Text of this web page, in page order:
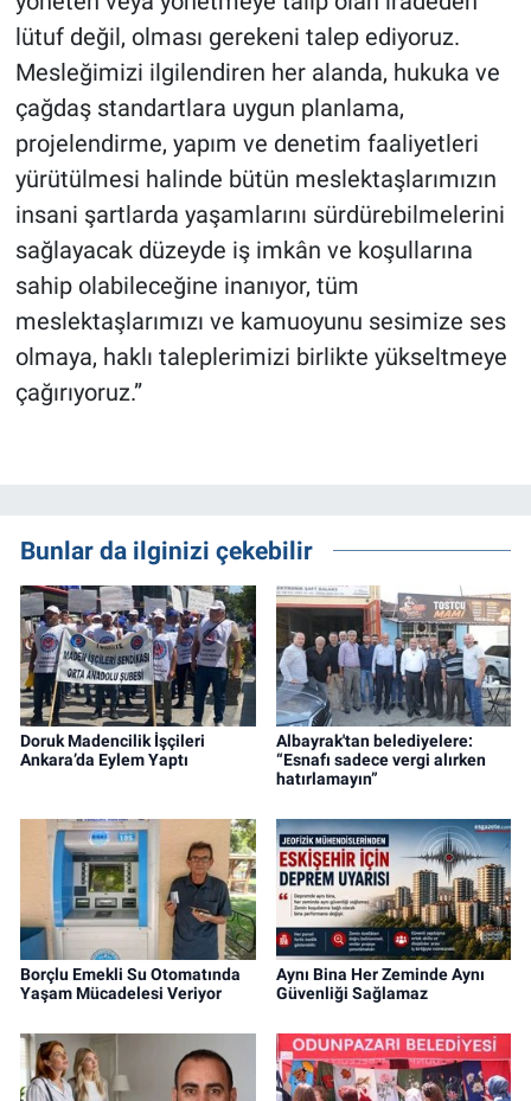
lütuf değil, olması gerekeni talep ediyoruz.
Mesleğimizi ilgilendiren her alanda, hukuka ve
çağdaş standartlara uygun planlama,
projelendirme, yapım ve denetim faaliyetleri
yürütülmesi halinde bütün meslektaşlarımızın
insani şartlarda yaşamlarını sürdürebilmelerini
sağlayacak düzeyde iş imkân ve koşullarına
sahip olabileceğine inanıyor, tüm
meslektaşlarımızı ve kamuoyunu sesimize ses
olmaya, haklı taleplerimizi birlikte yükseltmeye
çağırıyoruz.”
Bunlar da ilginizi çekebilir
Doruk Madencilik İşçileri
Ankara’da Eylem Yaptı
Albayrak'tan belediyelere:
“Esnafı sadece vergi alırken
hatırlamayın”
Borçlu Emekli Su Otomatında
Yaşam Mücadelesi Veriyor
Aynı Bina Her Zeminde Aynı
Güvenliği Sağlamaz